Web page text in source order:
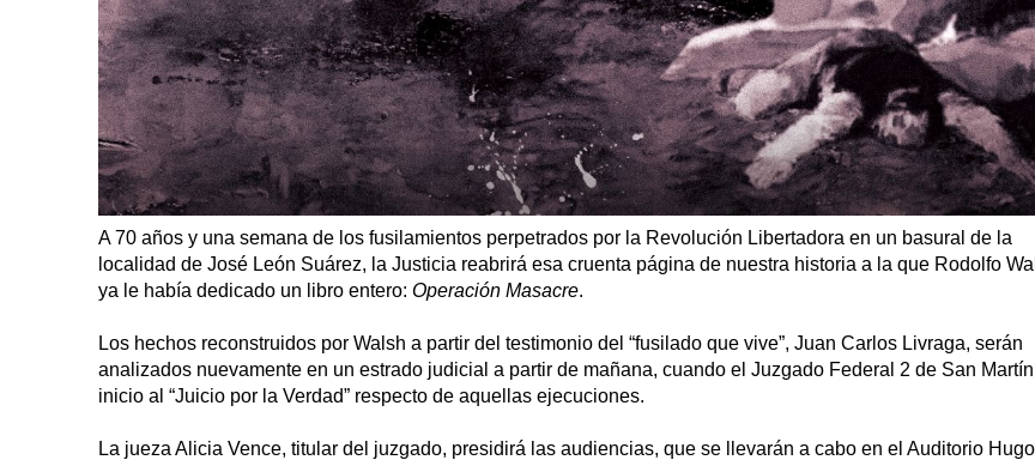
A 70 años y una semana de los fusilamientos perpetrados por la Revolución Libertadora en un basural de la
localidad de José León Suárez, la Justicia reabrirá esa cruenta página de nuestra historia a la que Rodolfo
ya le había dedicado un libro entero: Operación Masacre.
Los hechos reconstruidos por Walsh a partir del testimonio del “fusilado que vive”, Juan Carlos Livraga, serán
analizados nuevamente en un estrado judicial a partir de mañana, cuando el Juzgado Federal 2 de San
inicio al “Juicio por la Verdad” respecto de aquellas ejecuciones.
La jueza Alicia Vence, titular del juzgado, presidirá las audiencias, que se llevarán a cabo en el Auditorio Hugo